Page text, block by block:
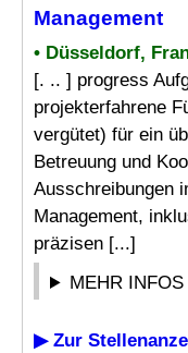
Management
• Düsseldorf,
[. .. ] progress
projekterfahrene
vergütet) für ein
Betreuung und
Ausschreibungen
Management,
präzisen [...]
MEHR
▶ Zur